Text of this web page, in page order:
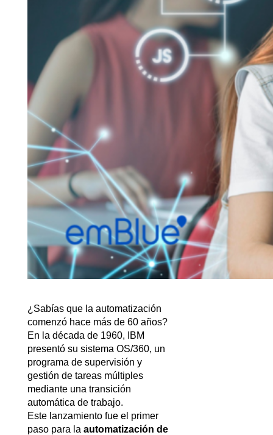
¿Sabías que la automatización
comenzó hace más de 60 años?
En la década de 1960, IBM
presentó su sistema OS/360, un
programa de supervisión y
gestión de tareas múltiples
mediante una transición
automática de trabajo.
Este lanzamiento fue el primer
paso para la automatización de